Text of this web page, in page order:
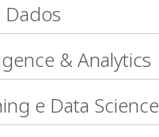
Dados
& Analytics
e Data Science